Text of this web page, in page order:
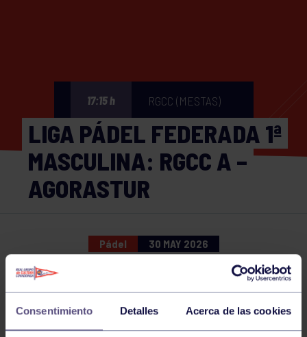
Consentimiento Detalles Acerca de las cookies
17:15 h RGCC (MESTAS)
LIGA PÁDEL FEDERADA 1ª
MASCULINA: RGCC A –
AGORASTUR
Pádel 30 MAY 2026